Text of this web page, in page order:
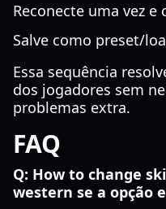
Reconecte uma vez
Salve como preset/
Essa sequência
dos jogadores sem
problemas extra.
FAQ
Q: How to change
western se a opção